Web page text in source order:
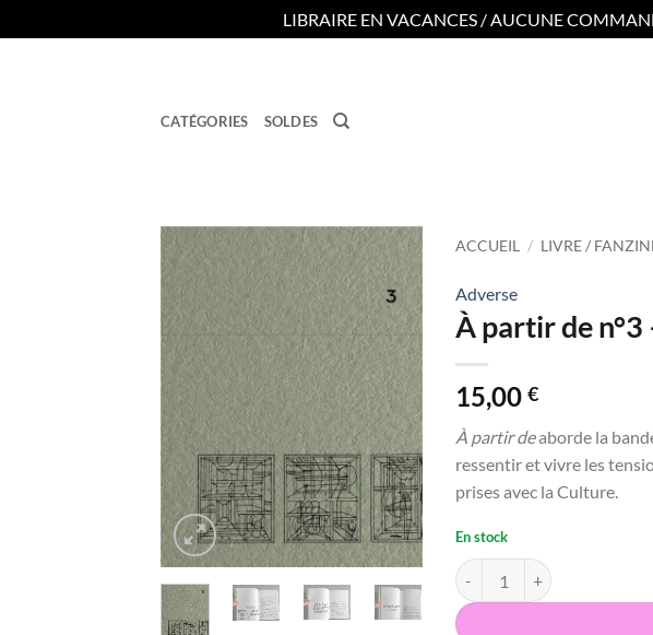
LIBRAIRE EN VACANCES / AUCUNE
CATÉGORIES SOLDES
Ajouter
à la
wishlist
ACCUEIL / LIVRE /
Adverse
À partir de
15,00 €
À partir deaborde la
ressentir et vivre les
prises avec la Culture.
En stock
quantité de À partir de n°3 -